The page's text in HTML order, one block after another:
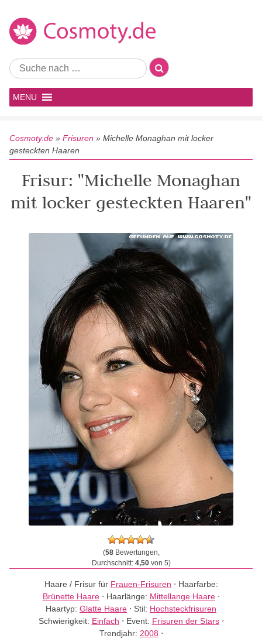
MENU
Cosmoty.de » Frisuren » Michelle Monaghan mit locker
gesteckten Haaren
Frisur: "Michelle Monaghan
mit locker gesteckten Haaren"
(58Bewertungen,
Durchschnitt: 4,50von 5)
Haare / Frisur für Frauen-Frisuren ⋅ Haarfarbe:
Brünette Haare⋅ Haarlänge: Mittellange Haare⋅
Haartyp: Glatte Haare ⋅ Stil: Hochsteckfrisuren
Schwierigkeit: Einfach ⋅ Event: Frisuren der Stars⋅
Trendjahr: 2008 ⋅